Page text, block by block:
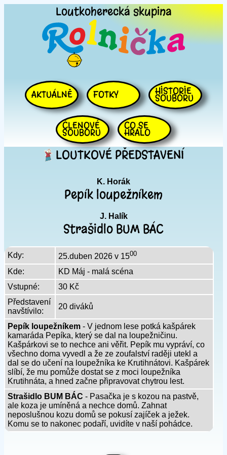
Loutkoherecká skupina
AKTUÁLNĚ FOTKY HISTORIE
SOUBORU
ČLENOVÉ
SOUBORU
CO SE
HRÁLO
LOUTKOVÉ PŘEDSTAVENÍ
K. Horák
Pepík loupežníkem
J. Halík
Strašidlo BUM BÁC
Kdy: 25.duben 2026 v 1500
Kde:
KD Máj - malá scéna
Vstupné:
30 Kč
Představení
navštívilo:
20 diváků
Pepík loupežníkem - V jednom lese potká kašpárek
kamaráda Pepíka, který se dal na loupežničinu.
Kašpárkovi se to nechce ani věřit. Pepík mu vypráví, co
všechno doma vyvedl a že ze zoufalství raději utekl a
dal se do učení na loupežníka ke Krutihnátovi. Kašpárek
slíbí, že mu pomůže dostat se z moci loupežníka
Krutihnáta, a hned začne připravovat chytrou lest.
Strašidlo BUM BÁC - Pasačka je s kozou na pastvě,
ale koza je umíněná a nechce domů. Zahnat
neposlušnou kozu domů se pokusí zajíček a ježek.
Komu se to nakonec podaří, uvidíte v naší pohádce.